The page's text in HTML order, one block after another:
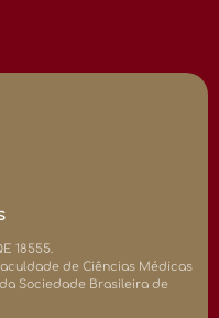
18555.
de Ciências Médicas
Sociedade Brasileira de